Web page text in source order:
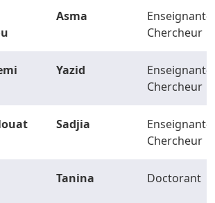
Asma
Enseignant-
Chercheur
Yazid
Enseignant-
Chercheur
Sadjia
Enseignant-
Chercheur
Tanina Doctorant